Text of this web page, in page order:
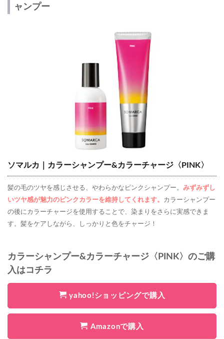
ャンプー
ソマルカ｜カラーシャンプー&カラーチャージ〈PINK〉
髪の毛のツヤを感じさせる、やわらかなピンクシャンプー。 みずみずし
いツヤ感が魅力のピンクカラーを維持してくれます。
カラーシャンプー
の後にカラーチャージを使用することで、染まりをさらに実感できま
す。髪をケアしながら、しっかりと色をチャージ！
カラーシャンプー&カラーチャージ〈PINK〉のご購
入はコチラ
yahoo!ショッピングで購入
Amazonで購入